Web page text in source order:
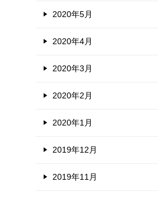
2020年5月
2020年4月
2020年3月
2020年2月
2020年1月
2019年12月
2019年11月